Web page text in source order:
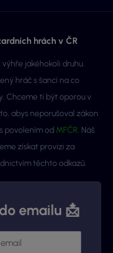
hrách v ČR
jakéhokoli druhu.
hráč s šancí na co
Chceme ti být oporou v
abys neporušoval zákon
povolením od MFČR. Náš
získat provizi za
těchto odkazů.
emailu 📩